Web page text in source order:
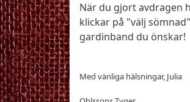
När du gjort avdragen
klickar på "välj
gardinband du önskar!
Med vänliga hälsningar, Julia